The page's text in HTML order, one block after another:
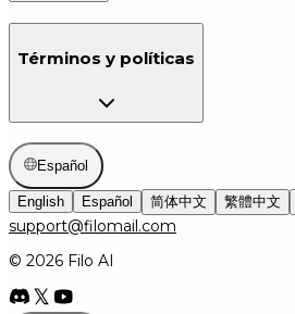
Términos y políticas
Español
English Español 简体中文 繁體中文
support@filomail.com
© 2026 Filo AI